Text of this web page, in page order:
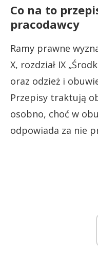
Co na to
pracodawcy
Ramy prawne
X, rozdział IX
oraz odzież i
Przepisy traktują
osobno, choć w
odpowiada za nie